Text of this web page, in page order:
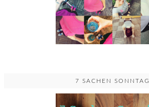
7 SACHEN SONNTAG